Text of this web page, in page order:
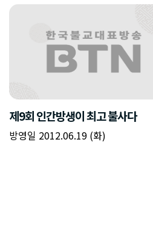
제9회 인간방생이 최고 불사다
방영일 2012.06.19 (화)